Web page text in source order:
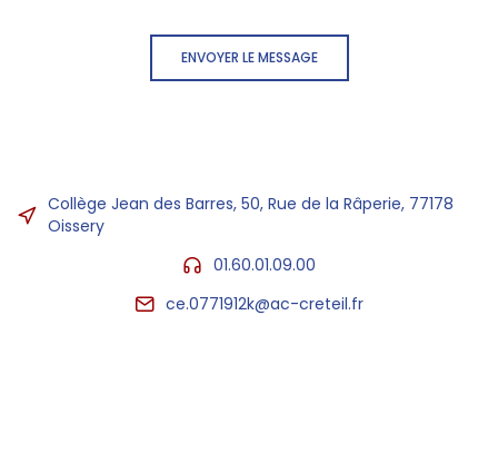
ENVOYER LE MESSAGE
Collège Jean des Barres, 50, Rue de la Râperie, 77178
Oissery
01.60.01.09.00
ce.0771912k@ac-creteil.fr